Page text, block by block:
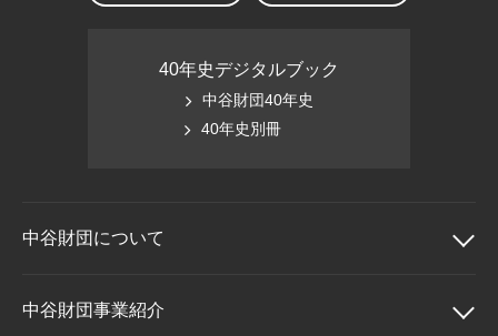
40年史デジタルブック
中谷財団40年史
40年史別冊
中谷財団について
中谷財団について
中谷財団事業紹介